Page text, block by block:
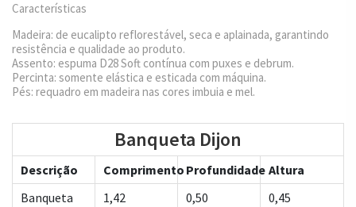
Características
Madeira: de eucalipto reflorestável, seca e aplainada, garantindo
resistência e qualidade ao produto.
Assento: espuma D28 Soft contínua com puxes e debrum.
Percinta: somente elástica e esticada com máquina.
Pés: requadro em madeira nas cores imbuia e mel.
Banqueta Dijon
Descrição Comprimento Profundidade Altura
Banqueta
1,42 0,50 0,45